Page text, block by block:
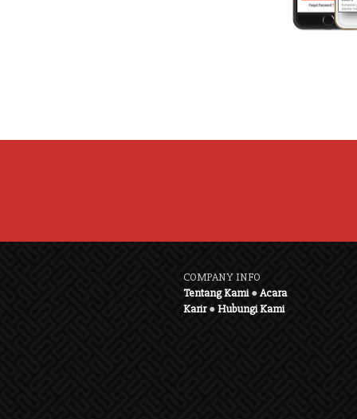
COMPANY INFO
Tentang Kami●Acara
Karir●Hubungi Kami